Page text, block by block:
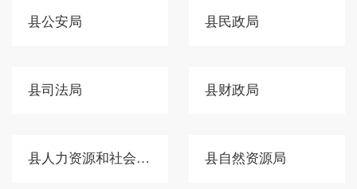
县公安局 县民政局
县司法局 县财政局
县人力资源和社会保障局 县自然资源局